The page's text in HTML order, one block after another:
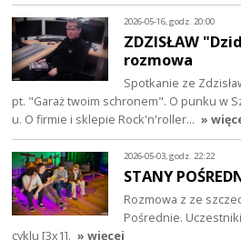
2026-05-16, godz. 20:00
ZDZISŁAW
rozmowa
Spotkanie ze
pt. "Garaż twoim schronem". O punku w
u. O firmie i sklepie Rock'n'roller… »
2026-05-03, godz. 22:22
STANY
Rozmowa z ze
Pośrednie.
cyklu [3x1]. » więcej